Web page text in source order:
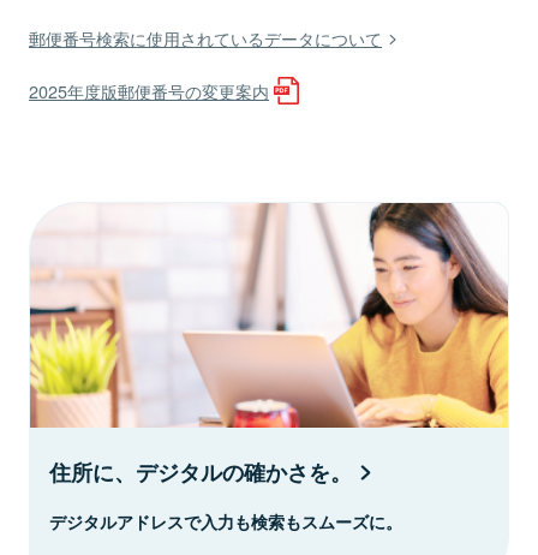
郵便番号検索に使用されているデータについて
2025年度版郵便番号の変更案内
住所に、デジタルの確かさを。
デジタルアドレスで入力も検索もスムーズに。